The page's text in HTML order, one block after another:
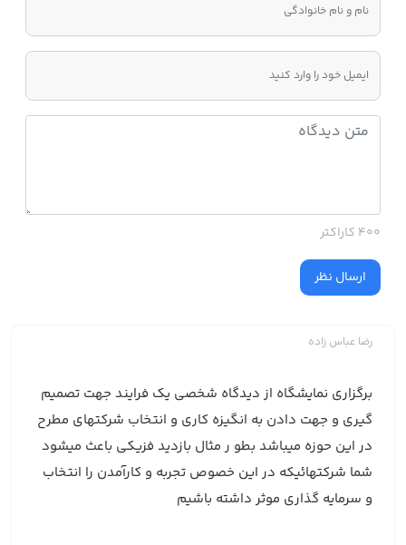
400 کاراکتر
ارسال نظر
رضا عباس زاده
برگزاری نمایشگاه از دیدگاه شخصی یک فرایند جهت تصمیم
گیری و جهت دادن به انگیزه کاری و انتخاب شرکتهای مطرح
در این حوزه میباشد بطو ر مثال بازدید فزیکی باعث میشود
شما شرکتهائیکه در این خصوص تجربه و کارآمدن را انتخاب
و سرمایه گذاری موثر داشته باشیم